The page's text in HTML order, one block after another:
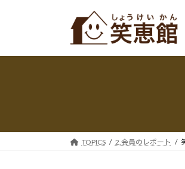
プ
動
TOPICS 2.会員のレポート